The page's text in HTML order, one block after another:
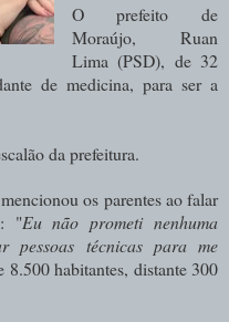
O prefeito de
Moraújo, Ruan
Lima (PSD), de 32
de medicina, para ser a
da prefeitura.
os parentes ao falar
"Eu não prometi nenhuma
pessoas técnicas para me
8.500 habitantes, distante 300